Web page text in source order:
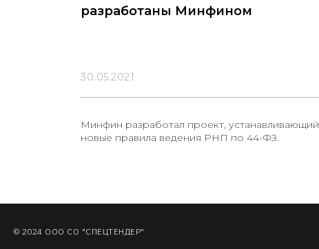
разработаны Минфином
30.05.2021
Минфин разработал проект, устанавливающий
новые правила ведения РНП по 44-ФЗ.
© 2024 ООО СО "СПЕЦТЕНДЕР"